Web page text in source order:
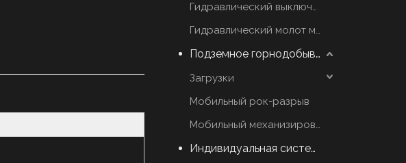
Гидравлический выключатель марки YZH
Гидравлический молот марки Rammer
Подземное горнодобывающее оборудование
Загрузки
Мобильный рок-разрыв
Мобильный механизированный Scaler
Индивидуальная система стрел